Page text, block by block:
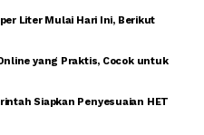
Liter Mulai Hari Ini, Berikut
yang Praktis, Cocok untuk
Siapkan Penyesuaian HET